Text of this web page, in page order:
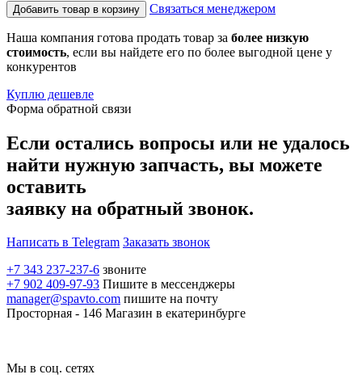
Добавить товар в корзину Связаться менеджером
Наша компания готова продать товар за более низкую
стоимость, если вы найдете его по более выгодной цене у
конкурентов
Куплю дешевле
Форма обратной связи
Если остались вопросы или не удалось
найти нужную запчасть, вы можете
оставить
заявку на обратный звонок.
Написать в Telegram Заказать звонок
+7 343 237-237-6 звоните
+7 902 409-97-93 Пишите в мессенджеры
manager@spavto.com пишите на почту
Просторная - 146 Магазин в екатеринбурге
Мы в соц. сетях